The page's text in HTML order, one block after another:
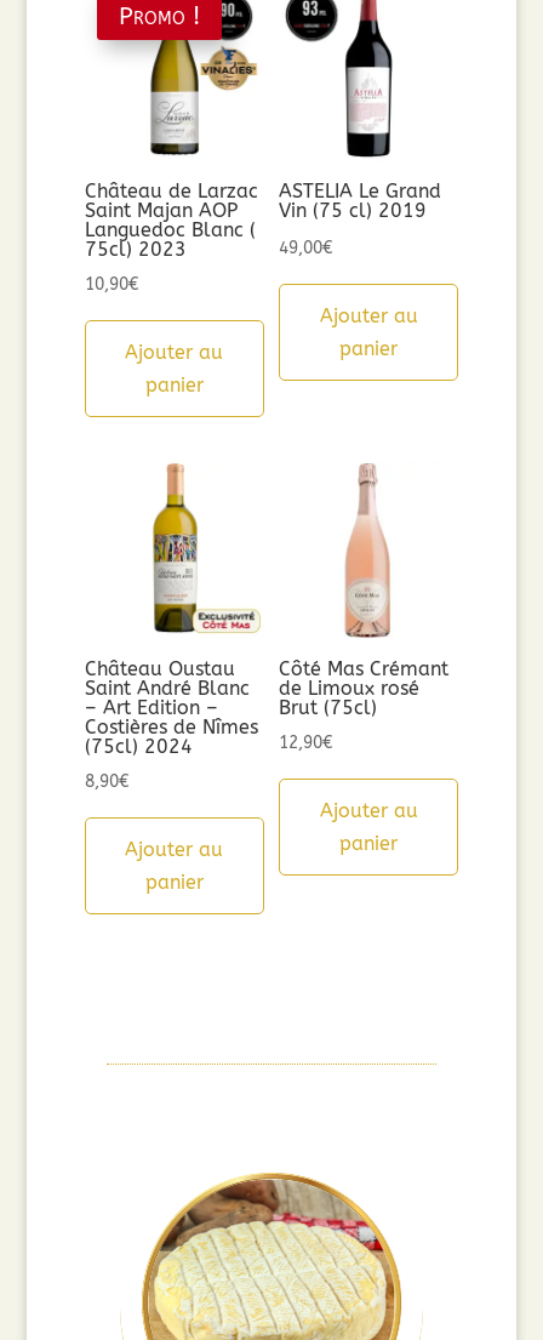
Promo !
Château de Larzac
Saint Majan AOP
Languedoc Blanc (
75cl) 2023
10,90€
Ajouter au
panier
ASTELIA Le Grand
Vin (75 cl) 2019
49,00€
Ajouter au
panier
Château Oustau
Saint André Blanc
– Art Edition –
Costières de Nîmes
(75cl) 2024
8,90€
Ajouter au
panier
Côté Mas Crémant
de Limoux rosé
Brut (75cl)
12,90€
Ajouter au
panier